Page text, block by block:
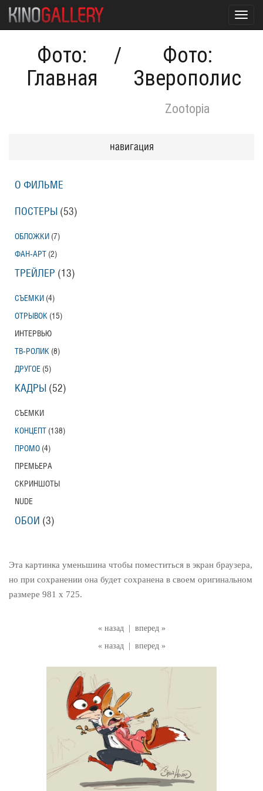
Фото:
Главная
/
Фото:
Зверополис
Zootopia
« назад
вперед »
« назад
вперед »
Эта картинка уменьшина чтобы поместиться в экран браузера,
но при сохранении она будет сохранена в своем оригинальном
размере 981 x 725.
навигация
О ФИЛЬМЕ
ПОСТЕРЫ (53)
ОБЛОЖКИ (7)
ФАН-АРТ (2)
ТРЕЙЛЕР (13)
СЪЕМКИ (4)
ОТРЫВОК (15)
ИНТЕРВЬЮ
ТВ-РОЛИК (8)
ДРУГОЕ (5)
КАДРЫ (52)
СЪЕМКИ
КОНЦЕПТ (138)
ПРОМО (4)
ПРЕМЬЕРА
СКРИНШОТЫ
NUDE
ОБОИ (3)